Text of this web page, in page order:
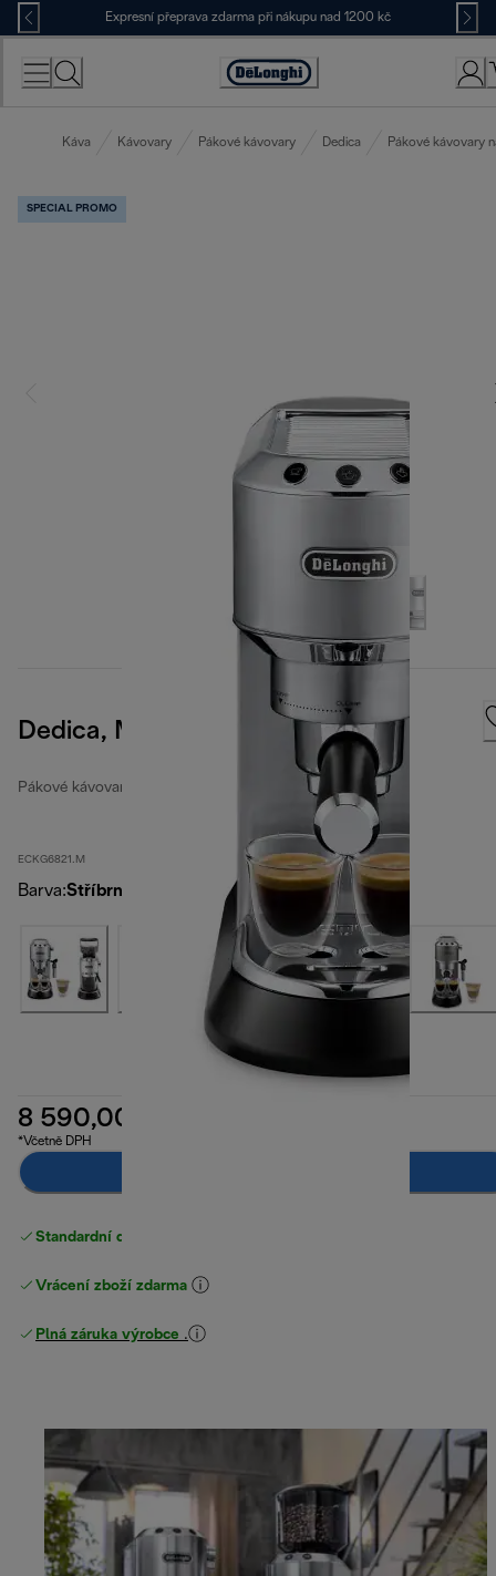
Skip
to
Content
Expresní přeprava zdarma při nákupu nad 1200 kč
Accessibility
Káva Kávovary Pákové kávovary Dedica Pákové kávovary
SPECIAL PROMO
Dedica, Metal
Pákové kávovary na espresso Dedica
ECKG6821.M
Barva:Stříbrná
8 590,00 Kč
*Včetně DPH
Standardní doručení zdarma
Vrácení zboží zdarma
Plná záruka výrobce .